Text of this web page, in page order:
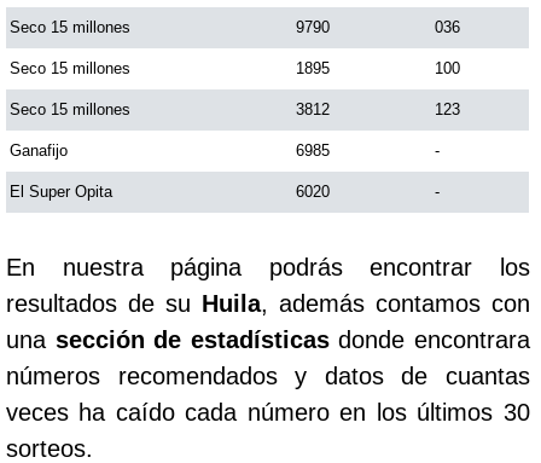
Saman de la suerte
Sinuano Noche
Super Chontico Noche
Seco 15 millones 9790 036
Seco 15 millones 1895 100
Seco 15 millones 3812 123
Ganafijo 6985 -
El Super Opita 6020 -
En nuestra página podrás encontrar los
resultados de su Huila, además contamos con
una sección de estadísticasdonde encontrara
números recomendados y datos de cuantas
veces ha caído cada número en los últimos 30
sorteos.